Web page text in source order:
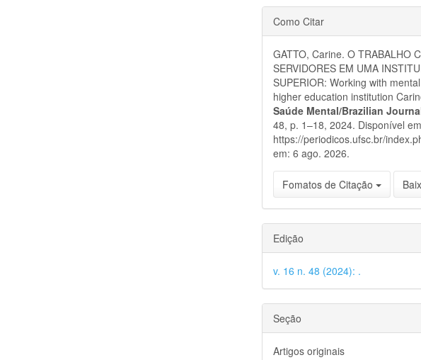
Detalhes
do
artigo
Como Citar
GATTO, Carine. O TRABALHO
SERVIDORES EM UMA
SUPERIOR: Working with
higher education institution
Saúde Mental/Brazilian
48, p. 1–18, 2024. Disponível
https://periodicos.ufsc.br/
em: 6 ago. 2026.
Fomatos de Citação
Edição
v. 16 n. 48 (2024): .
Seção
Artigos originais